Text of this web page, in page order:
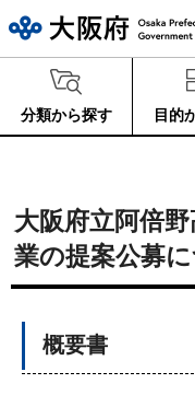
分類から探す 目的
大阪府立阿倍
業の提案公募
概要書